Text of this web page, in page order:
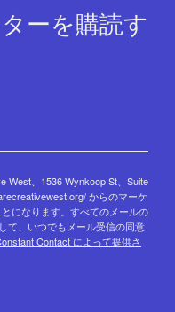
ーを購読す
West、1536 Wynkoop St、Suite
からのマーケ
になります。すべてのメールの
て、いつでもメール受信の同意
Contact によって提供さ